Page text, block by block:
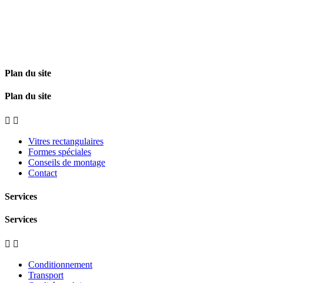
Plan du site
Plan du site
 
Vitres rectangulaires
Formes spéciales
Conseils de montage
Contact
Services
Services
 
Conditionnement
Transport